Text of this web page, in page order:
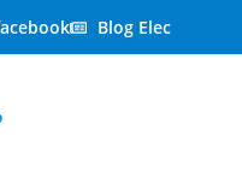
Blog Elec